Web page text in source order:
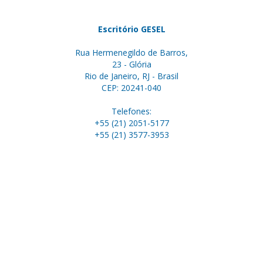
Escritório GESEL
Rua Hermenegildo de Barros,
23 - Glória
Rio de Janeiro, RJ - Brasil
CEP: 20241-040
Telefones:
+55 (21) 2051-5177
+55 (21) 3577-3953